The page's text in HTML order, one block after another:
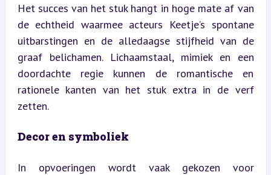
Het succes van het stuk hangt in hoge mate af van
de echtheid waarmee acteurs Keetje’s spontane
uitbarstingen en de alledaagse stijfheid van de
graaf belichamen. Lichaamstaal, mimiek en een
doordachte regie kunnen de romantische en
rationele kanten van het stuk extra in de verf
zetten.
Decor en symboliek
In opvoeringen wordt vaak gekozen voor